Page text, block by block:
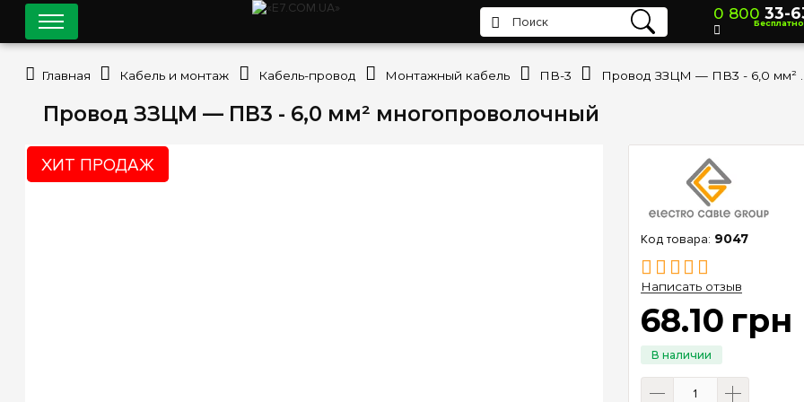
Провод ЗЗЦМ — ПВ3 - 6,0 мм² многопроволочный
ХИТ ПРОДАЖ
9047
Написать отзыв
68.10 грн
0 800 33-
Бесплатно
Главная Кабель и монтаж Кабель-провод Монтажный кабель ПВ-3